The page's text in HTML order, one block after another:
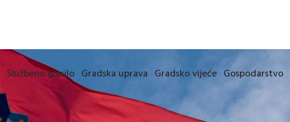
Službeno glasilo Gradska uprava Gradsko vijeće Gospodarstvo